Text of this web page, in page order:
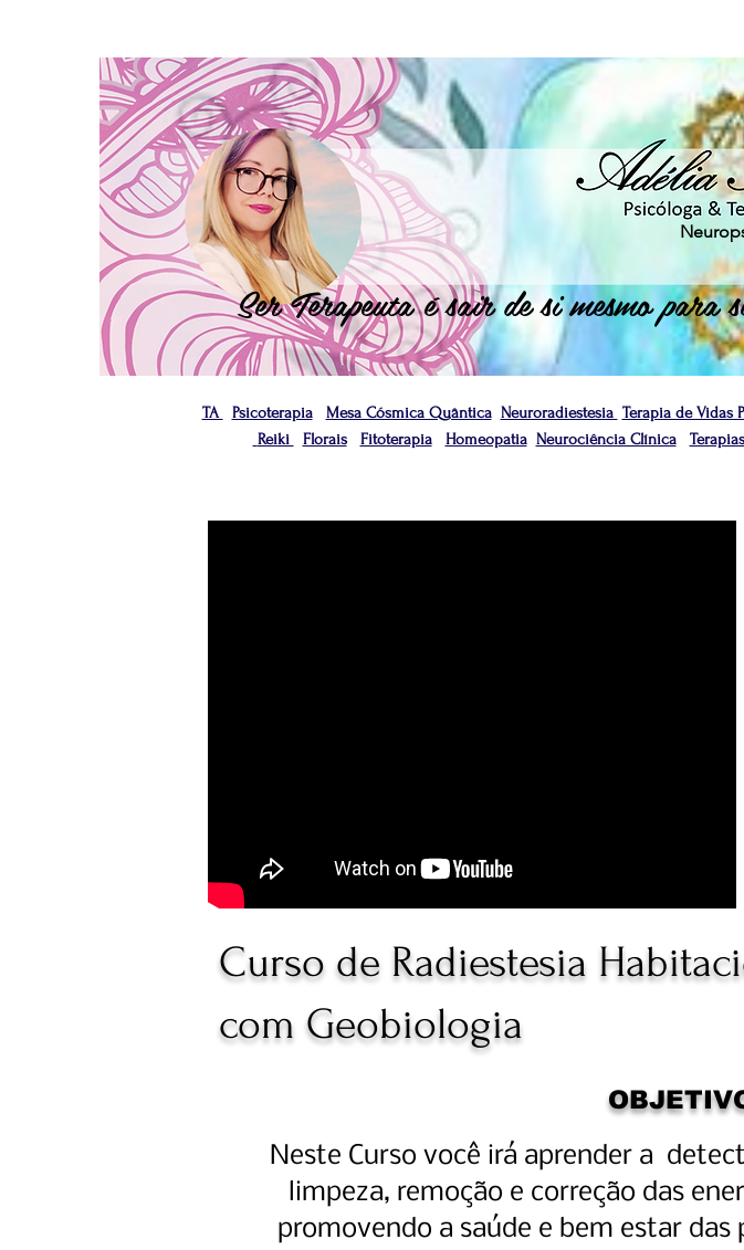
Curso de Radiestesia
com Geobiologia
Neste Curso você irá aprender a
limpeza, remoção e correção das
promovendo a saúde e bem estar das
TA Psicoterapia Mesa Cósmica Quântica Neuroradiestesia Terapia de Vidas
Reiki
Florais Fitoterapia Homeopatia Neurociência Clínica
Ser Terapeuta é sair de si mesmo para